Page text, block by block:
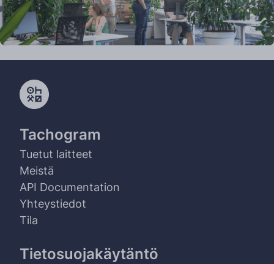
Tachogram
Tuetut laitteet
Meistä
API Documentation
Yhteystiedot
Tila
Tietosuojakäytäntö